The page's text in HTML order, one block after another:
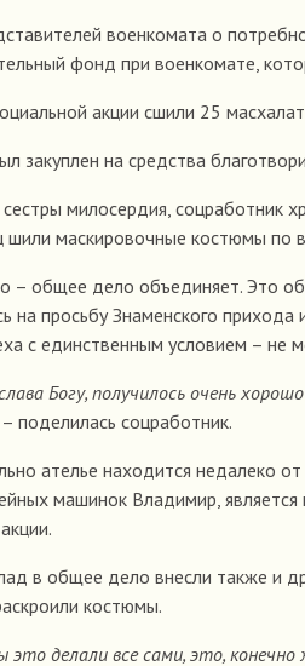
военкомата о
фонд при военкомате,
акции сшили 25
закуплен на средства
милосердия, соцработник
шили маскировочные костюмы по
– общее дело объединяет. Это
на просьбу Знаменского
с единственным условием – не
Богу, получилось очень
поделилась соцработник.
ателье находится недалеко
машинок Владимир, является
в общее дело внесли также и
костюмы.
это делали все сами, это, конечно